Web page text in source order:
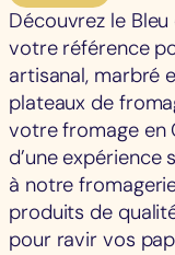
Découvrez le Bleu
votre référence
artisanal, marbré
plateaux de
votre fromage en
d’une expérience
à notre
produits de
pour ravir vos